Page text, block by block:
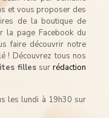
et vous proposer des
de la boutique de
la page Facebook du
faire découvrir notre
! Découvrez tous nos
fillessurrédaction
les lundi à 19h30 sur